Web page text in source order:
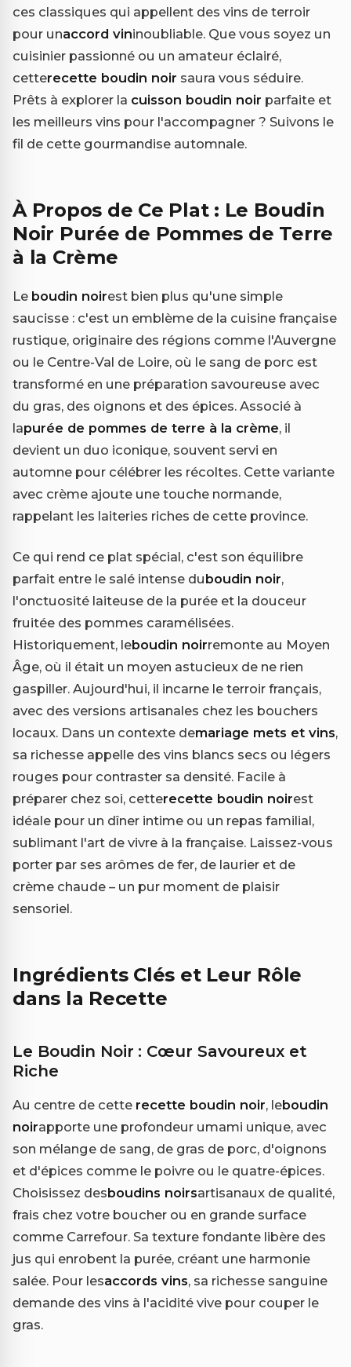
ces classiques qui appellent des vins de terroir
pour unaccord vininoubliable. Que vous soyez un
cuisinier passionné ou un amateur éclairé,
cetterecette boudin noir saura vous séduire.
Prêts à explorer la cuisson boudin noir parfaite et
les meilleurs vins pour l'accompagner ? Suivons le
fil de cette gourmandise automnale.
À Propos de Ce Plat : Le Boudin
Noir Purée de Pommes de Terre
à la Crème
Le boudin noirest bien plus qu'une simple
saucisse : c'est un emblème de la cuisine française
rustique, originaire des régions comme l'Auvergne
ou le Centre-Val de Loire, où le sang de porc est
transformé en une préparation savoureuse avec
du gras, des oignons et des épices. Associé à
lapurée de pommes de terre à la crème, il
devient un duo iconique, souvent servi en
automne pour célébrer les récoltes. Cette variante
avec crème ajoute une touche normande,
rappelant les laiteries riches de cette province.
Ce qui rend ce plat spécial, c'est son équilibre
parfait entre le salé intense duboudin noir,
l'onctuosité laiteuse de la purée et la douceur
fruitée des pommes caramélisées.
Historiquement, leboudin noirremonte au Moyen
Âge, où il était un moyen astucieux de ne rien
gaspiller. Aujourd'hui, il incarne le terroir français,
avec des versions artisanales chez les bouchers
locaux. Dans un contexte demariage mets et vins,
sa richesse appelle des vins blancs secs ou légers
rouges pour contraster sa densité. Facile à
préparer chez soi, cetterecette boudin noirest
idéale pour un dîner intime ou un repas familial,
sublimant l'art de vivre à la française. Laissez-vous
porter par ses arômes de fer, de laurier et de
crème chaude – un pur moment de plaisir
sensoriel.
Ingrédients Clés et Leur Rôle
dans la Recette
Le Boudin Noir : Cœur Savoureux et
Riche
Au centre de cette recette boudin noir, leboudin
noirapporte une profondeur umami unique, avec
son mélange de sang, de gras de porc, d'oignons
et d'épices comme le poivre ou le quatre-épices.
Choisissez desboudins noirsartisanaux de qualité,
frais chez votre boucher ou en grande surface
comme Carrefour. Sa texture fondante libère des
jus qui enrobent la purée, créant une harmonie
salée. Pour lesaccords vins, sa richesse sanguine
demande des vins à l'acidité vive pour couper le
gras.